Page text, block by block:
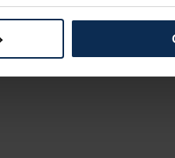
Sie können die Einstellungen